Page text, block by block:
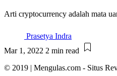
Arti cryptocurrency adalah mata
Prasetya Indra
Mar 1, 2022 2 min read
© 2019 | Mengulas.com - Situs